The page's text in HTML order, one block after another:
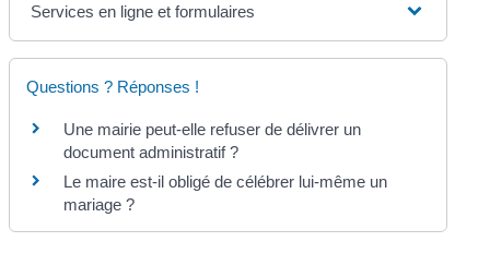
Services en ligne et formulaires
Questions ? Réponses !
Une mairie peut-elle refuser de délivrer un
document administratif ?
Le maire est-il obligé de célébrer lui-même un
mariage ?